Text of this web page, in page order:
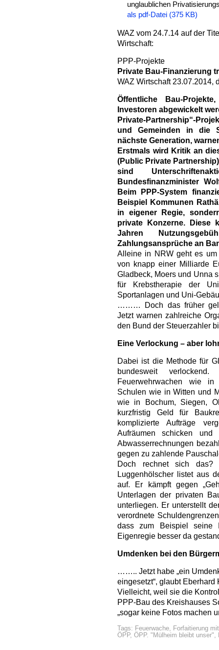
unglaublichen
als pdf-Datei (375 KB)
WAZ vom 24.7.14 auf der
Wirtschaft:
PPP-Projekte
Private Bau-Finanzierung
WAZ Wirtschaft 23.07.2014,
Öffentliche Bau-
Investoren abgewickelt
Private-Partnership“-
und Gemeinden in die
nächste Generation,
Erstmals wird Kritik an
(Public Private
sind
Bundesfinanzminister
Beim PPP-System
Beispiel Kommunen
in eigener Regie,
private Konzerne. Diese
Jahren
Zahlungsansprüche an
Alleine in NRW geht es
von knapp einer Milliarde
Gladbeck, Moers und Unna
für Krebstherapie der
Sportanlagen und Uni-
……… Doch das früher
Jetzt warnen zahlreiche
den Bund der Steuerzahler
Eine Verlockung – aber
Dabei ist die Methode für
bundesweit
Feuerwehrwachen wie
Schulen wie in Witten und
wie in Bochum, Siegen,
kurzfristig Geld für
komplizierte Aufträge
Aufräumen schicken
Abwasserrechnungen
gegen zu zahlende
Doch rechnet sich das?
Luggenhölscher listet aus
auf. Er kämpft gegen
Unterlagen der privaten
unterliegen. Er unterstellt
verordnete
dass zum Beispiel seine
Eigenregie besser da
Umdenken bei den
…….. Jetzt habe „ein
eingesetzt“, glaubt
Vielleicht, weil sie die
PPP-Bau des Kreishauses
„sogar keine Fotos machen
Tags: Feuerwache, Forfaitierung
ÖPP, ÖPP. "Mülheim bleibt unser",